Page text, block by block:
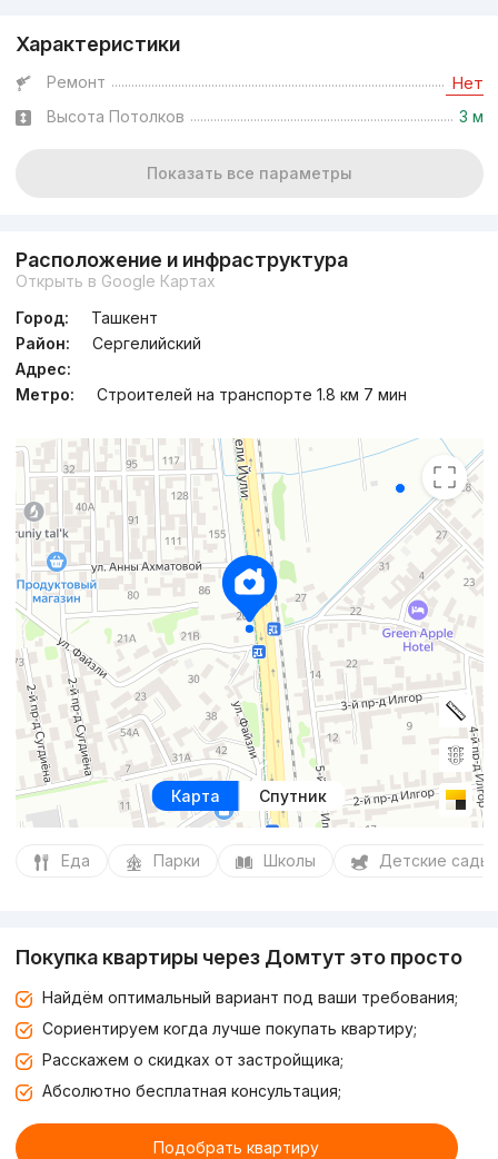
Характеристики
Ремонт Нет
Высота Потолков 3 м
Показать все параметры
Расположение и инфраструктура
Открыть в Google Картах
Город:
Ташкент
Район:
Сергелийский
Адрес:
Метро:
Строителей на транспорте 1.8 км 7 мин
Карта Спутник
Еда Парки Школы Детские сады
Покупка квартиры через Домтут это просто
Найдём оптимальный вариант под ваши требования;
Сориентируем когда лучше покупать квартиру;
Расскажем о скидках от застройщика;
Абсолютно бесплатная консультация;
Подобрать квартиру